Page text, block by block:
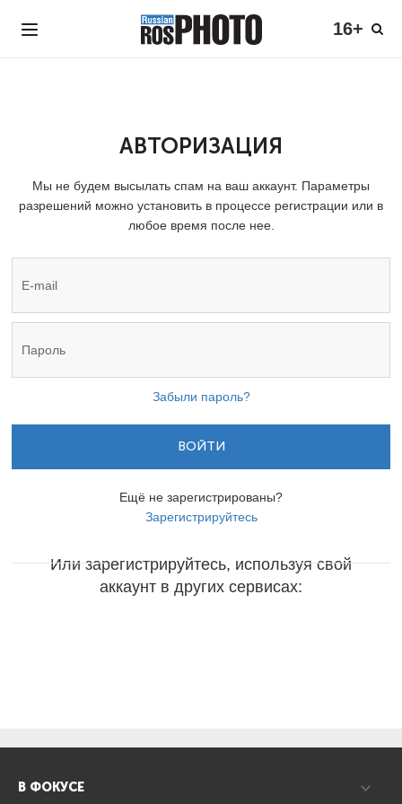
16+
АВТОРИЗАЦИЯ
Мы не будем высылать спам на ваш аккаунт. Параметры
разрешений можно установить в процессе регистрации или в
любое время после нее.
Забыли пароль?
ВОЙТИ
Ещё не зарегистрированы?
Зарегистрируйтесь
Или зарегистрируйтесь, используя свой
аккаунт в других сервисах:
В ФОКУСЕ